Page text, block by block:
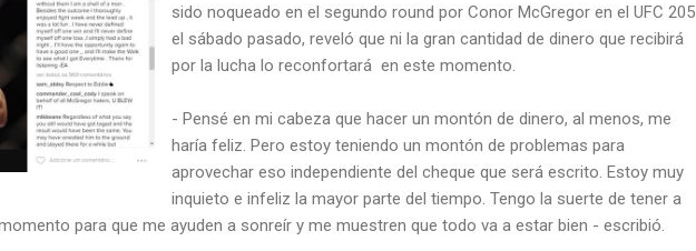
sido noqueado en el segundo round por Conor McGregor en el UFC 205
el sábado pasado, reveló que ni la gran cantidad de dinero que recibirá
por la lucha lo reconfortará en este momento.
- Pensé en mi cabeza que hacer un montón de dinero, al menos, me
haría feliz. Pero estoy teniendo un montón de problemas para
aprovechar eso independiente del cheque que será escrito. Estoy muy
inquieto e infeliz la mayor parte del tiempo. Tengo la suerte de tener a
para que me ayuden a sonreír y me muestren que todo va a estar bien - escribió.